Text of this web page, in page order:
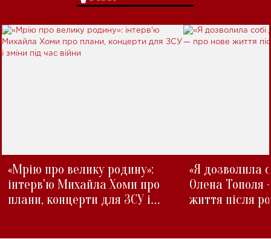
«Мрію про велику родину»:
інтерв'ю Михайла Хоми про
плани, концерти для ЗСУ і
«Я дозволила
Олена Тополя
життя після